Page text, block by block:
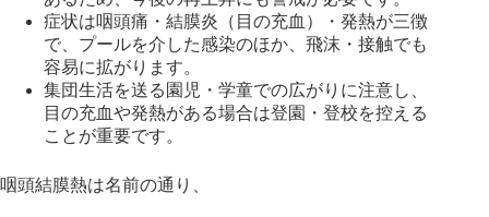
症状は咽頭痛・結膜炎（目の充血）・発熱が三徴
で、プールを介した感染のほか、飛沫・接触でも
容易に拡がります。
集団生活を送る園児・学童での広がりに注意し、
目の充血や発熱がある場合は登園・登校を控える
ことが重要です。
咽頭結膜熱は名前の通り、